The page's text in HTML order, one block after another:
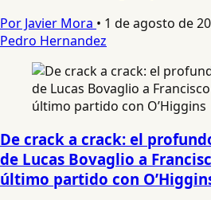
Por Javier Mora • 1 de agosto de
Pedro Hernandez
De crack a crack: el
de Lucas Bovaglio a
último partido con